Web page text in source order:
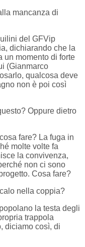
mancanza di
del GFVip
dichiarando che la
un momento di forte
(Gianmarco
qualcosa deve
non è poi così
Oppure dietro
fare? La fuga in
molte volte fa
la convivenza,
non ci sono
Cosa fare?
nella coppia?
la testa degli
trappola
diciamo così, di